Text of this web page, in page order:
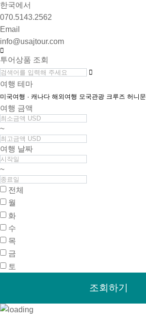
한국에서
070.5143.2562
Email
info@usajtour.com
투어상품 조회
여행 테마
미국여행 · 캐나다 해외여행 모국관광 크루즈 허니문
여행 금액
~
여행 날짜
~
전체
월
화
수
목
금
토